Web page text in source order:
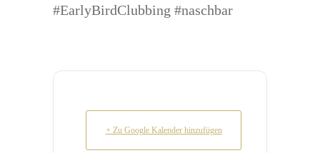
#EarlyBirdClubbing #naschbar
+ Zu Google Kalender hinzufügen